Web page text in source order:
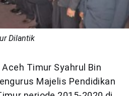
Dilantik
Timur Syahrul Bin
Majelis Pendidikan